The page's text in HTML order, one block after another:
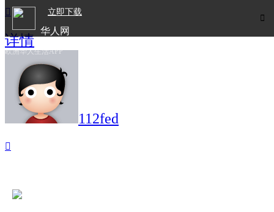

立即下载
华人网
欧洲华人生活APP

详情
112fed
